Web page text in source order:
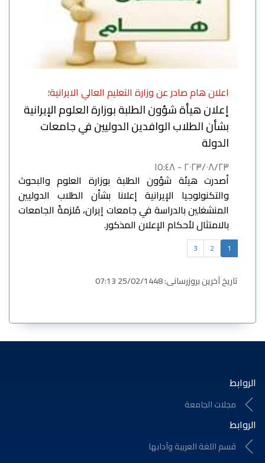
اعلان هام صادر عن وزارة التعليم العالي الايرانية؛
إعلان هيأة شؤون الطلبة بوزارة العلوم الإيرانية
بشأن الطلاب الوافدين الدوليين في جامعات
الدولة
٢٠٢٣/٠٨/٢٣ - ١٥:٤٨
أصدرت هيئة شؤون الطلبة بوزارة العلوم والبحوث
والتكنولوجيا الإيرانية إعلانا بشأن الطلاب الدوليين
المنشغلين بالدراسة في جامعات إيران، مُلزمةً الجامعات
بالامتثال لأحكام الإعلان المذكور.
1
2
3
تاریخ آخرین بروزرسانی: 25/02/1448 07:13
الروابط
مجلات الجامعة
الروابط
قسم اللغة العربية وآدابها